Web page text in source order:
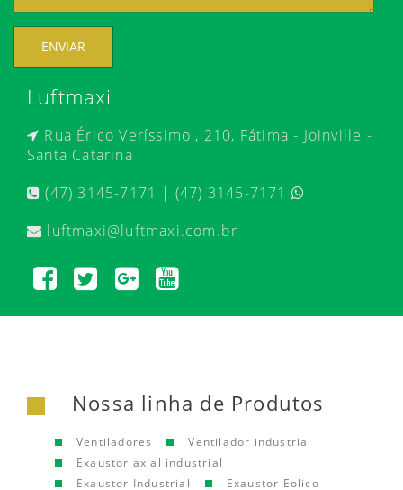
ENVIAR
Luftmaxi
Rua Érico Veríssimo , 210, Fátima - Joinville -
Santa Catarina
(47) 3145-7171 | (47) 3145-7171
luftmaxi@luftmaxi.com.br
Nossa linha de Produtos
Ventiladores
Ventilador industrial
Exaustor axial industrial
Exaustor Industrial
Exaustor Eolico